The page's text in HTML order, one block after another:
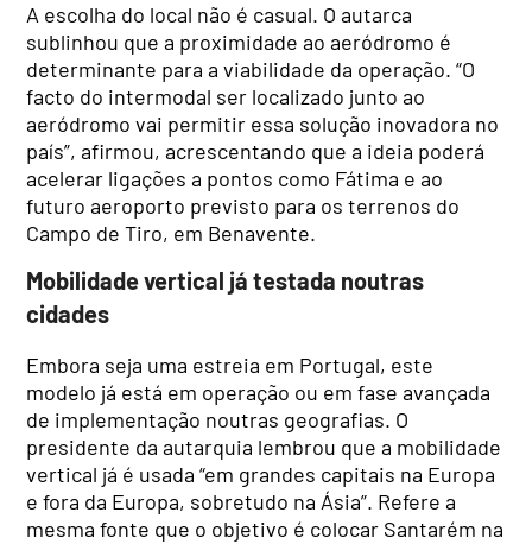
A escolha do local não é casual. O autarca
sublinhou que a proximidade ao aeródromo é
determinante para a viabilidade da operação. “O
facto do intermodal ser localizado junto ao
aeródromo vai permitir essa solução inovadora no
país”, afirmou, acrescentando que a ideia poderá
acelerar ligações a pontos como Fátima e ao
futuro aeroporto previsto para os terrenos do
Campo de Tiro, em Benavente.
Mobilidade vertical já testada noutras
cidades
Embora seja uma estreia em Portugal, este
modelo já está em operação ou em fase avançada
de implementação noutras geografias. O
presidente da autarquia lembrou que a mobilidade
vertical já é usada “em grandes capitais na Europa
e fora da Europa, sobretudo na Ásia”. Refere a
mesma fonte que o objetivo é colocar Santarém na